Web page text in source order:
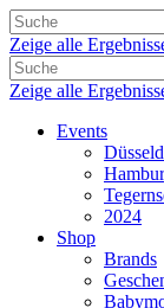
Zeige alle
Zeige alle
Events
2024
Shop
Brands